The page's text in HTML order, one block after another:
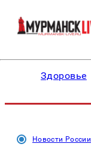
Здоровье
Новости России